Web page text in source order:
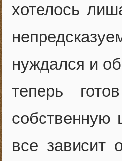
хотелось
нуждался и
теперь
собственную
все зависит